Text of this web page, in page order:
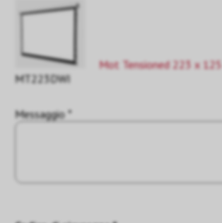
Mot Tensioned 223 x 125
MT223DWI
Messaggio *